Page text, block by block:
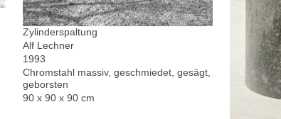
Zylinderspaltung
Alf Lechner
1993
Chromstahl massiv, geschmiedet, gesägt,
geborsten
90 x 90 x 90 cm